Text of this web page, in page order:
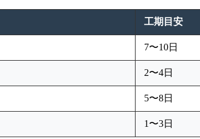
工期目安
7〜10日
2〜4日
5〜8日
1〜3日